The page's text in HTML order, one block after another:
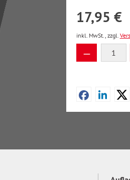
17,95 €
inkl. MwSt., zzgl.
Produkt